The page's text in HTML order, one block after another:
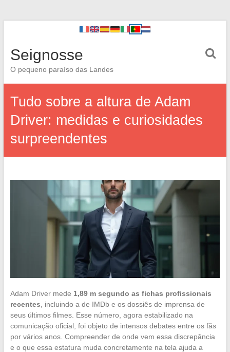
Seignosse
O pequeno paraíso das Landes
Tudo sobre a altura de Adam
Driver: medidas e curiosidades
surpreendentes
Adam Driver mede 1,89 m segundo as fichas profissionais
recentes , incluindo a de IMDb e os dossiês de imprensa de
seus últimos filmes. Esse número, agora estabilizado na
comunicação oficial, foi objeto de intensos debates entre os fãs
por vários anos. Compreender de onde vem essa discrepância
e o que essa estatura muda concretamente na tela ajuda a